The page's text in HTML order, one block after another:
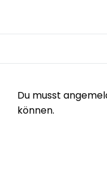
Du musst
können.